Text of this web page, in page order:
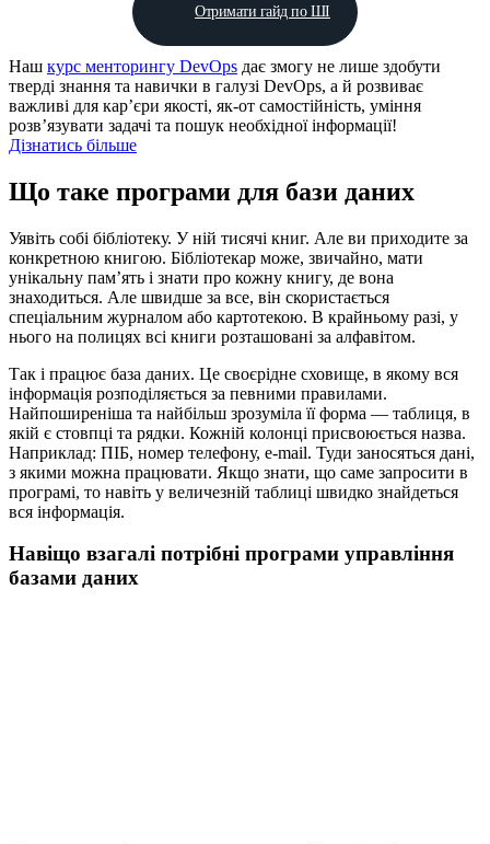
Отримати гайд по ШІ
Наш курс менторингу DevOps дає змогу не лише здобути
тверді знання та навички в галузі DevOps, а й розвиває
важливі для кар’єри якості, як-от самостійність, уміння
розв’язувати задачі та пошук необхідної інформації!
Дізнатись більше
Що таке програми для бази даних
Уявіть собі бібліотеку. У ній тисячі книг. Але ви приходите за
конкретною книгою. Бібліотекар може, звичайно, мати
унікальну пам’ять і знати про кожну книгу, де вона
знаходиться. Але швидше за все, він скористається
спеціальним журналом або картотекою. В крайньому разі, у
нього на полицях всі книги розташовані за алфавітом.
Так і працює база даних. Це своєрідне сховище, в якому вся
інформація розподіляється за певними правилами.
Найпоширеніша та найбільш зрозуміла її форма — таблиця, в
якій є стовпці та рядки. Кожній колонці присвоюється назва.
Наприклад: ПІБ, номер телефону, e-mail. Туди заносяться дані,
з якими можна працювати. Якщо знати, що саме запросити в
програмі, то навіть у величезній таблиці швидко знайдеться
вся інформація.
Навіщо взагалі потрібні програми управління
базами даних